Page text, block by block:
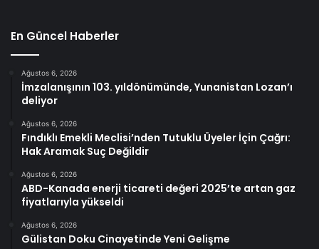
En Güncel Haberler
Ağustos 6, 2026
İmzalanışının 103. yıldönümünde, Yunanistan Lozan’ı
deliyor
Ağustos 6, 2026
Fındıklı Emekli Meclisi’nden Tutuklu Üyeler İçin Çağrı:
Hak Aramak Suç Değildir
Ağustos 6, 2026
ABD-Kanada enerji ticareti değeri 2025’te artan gaz
fiyatlarıyla yükseldi
Ağustos 6, 2026
Gülistan Doku Cinayetinde Yeni Gelişme